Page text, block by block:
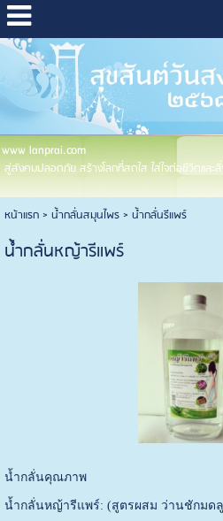
www lanprai.com
สู่สังคมปลอดภัย สร้างโลกที่สดใส ใส่ใจต่อชีวิตและ
หน้าแรก> น้ำกลั่นสมุนไพร> น้ำกลั่นรีแพร์
น้ำกลั่นหญ้ารีแพร์
น้ำกลั่นคุณภาพ
น้ำกลั่นหญ้ารีแพร์: (สูตรผสม ว่านชักมดลู